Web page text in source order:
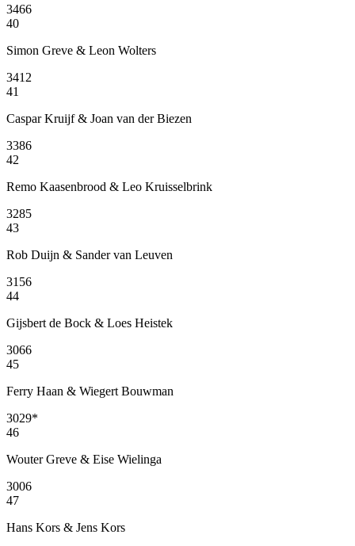
3466
40
Simon Greve & Leon Wolters
3412
41
Caspar Kruijf & Joan van der Biezen
3386
42
Remo Kaasenbrood & Leo Kruisselbrink
3285
43
Rob Duijn & Sander van Leuven
3156
44
Gijsbert de Bock & Loes Heistek
3066
45
Ferry Haan & Wiegert Bouwman
3029*
46
Wouter Greve & Eise Wielinga
3006
47
Hans Kors & Jens Kors